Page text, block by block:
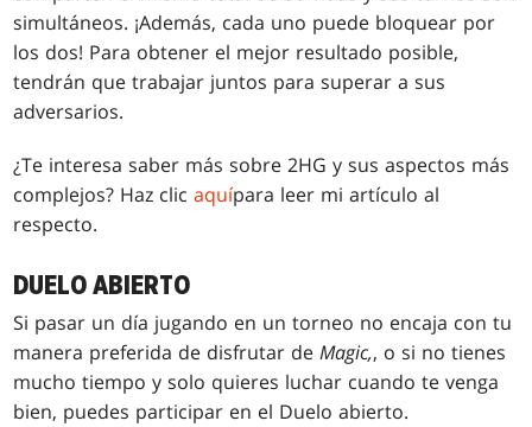
simultáneos. ¡Además, cada uno puede bloquear por
los dos! Para obtener el mejor resultado posible,
tendrán que trabajar juntos para superar a sus
adversarios.
¿Te interesa saber más sobre 2HG y sus aspectos más
complejos? Haz clicaquípara leer mi artículo al
respecto.
DUELO ABIERTO
Si pasar un día jugando en un torneo no encaja con tu
manera preferida de disfrutar deMagic,, o si no tienes
mucho tiempo y solo quieres luchar cuando te venga
bien, puedes participar en el Duelo abierto.